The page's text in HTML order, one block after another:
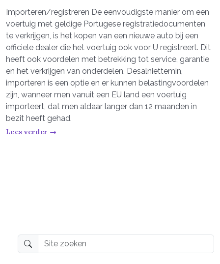
Importeren/registreren De eenvoudigste manier om een
voertuig met geldige Portugese registratiedocumenten
te verkrijgen, is het kopen van een nieuwe auto bij een
officiele dealer die het voertuig ook voor U registreert. Dit
heeft ook voordelen met betrekking tot service, garantie
en het verkrijgen van onderdelen. Desalniettemin,
importeren is een optie en er kunnen belastingvoordelen
zijn, wanneer men vanuit een EU land een voertuig
importeert, dat men aldaar langer dan 12 maanden in
bezit heeft gehad.
Lees verder →